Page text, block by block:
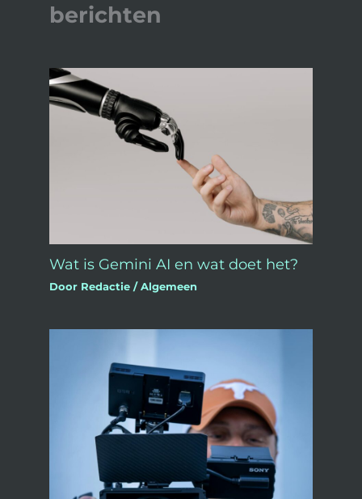
berichten
Wat is Gemini AI en wat doet het?
Door Redactie/Algemeen